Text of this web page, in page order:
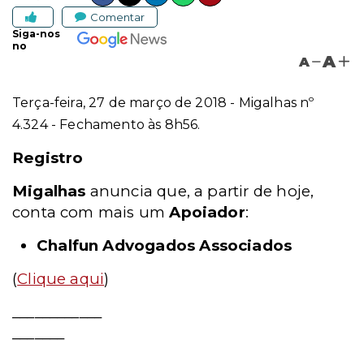
Comentar
Siga-nos
no
A A
Terça-feira, 27 de março de 2018 - Migalhas nº
4.324 - Fechamento às 8h56.
Registro
Migalhas anuncia que, a partir de hoje,
conta com mais umApoiador:
Chalfun Advogados Associados
(Clique aqui)